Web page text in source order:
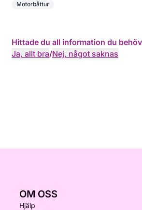
Motorbåttur
Hittade du all information du
Ja, allt bra/Nej, något saknas
OM OSS
Hjälp